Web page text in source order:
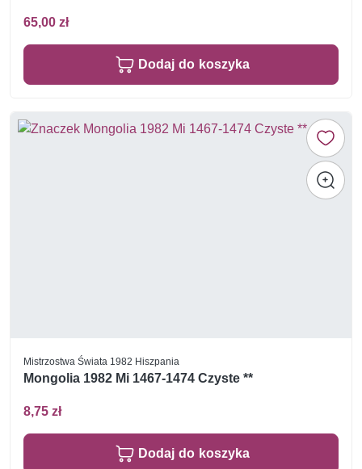
65,00 zł
Dodaj do koszyka
Mistrzostwa Świata 1982 Hiszpania
Mongolia 1982 Mi 1467-1474 Czyste **
8,75 zł
Dodaj do koszyka